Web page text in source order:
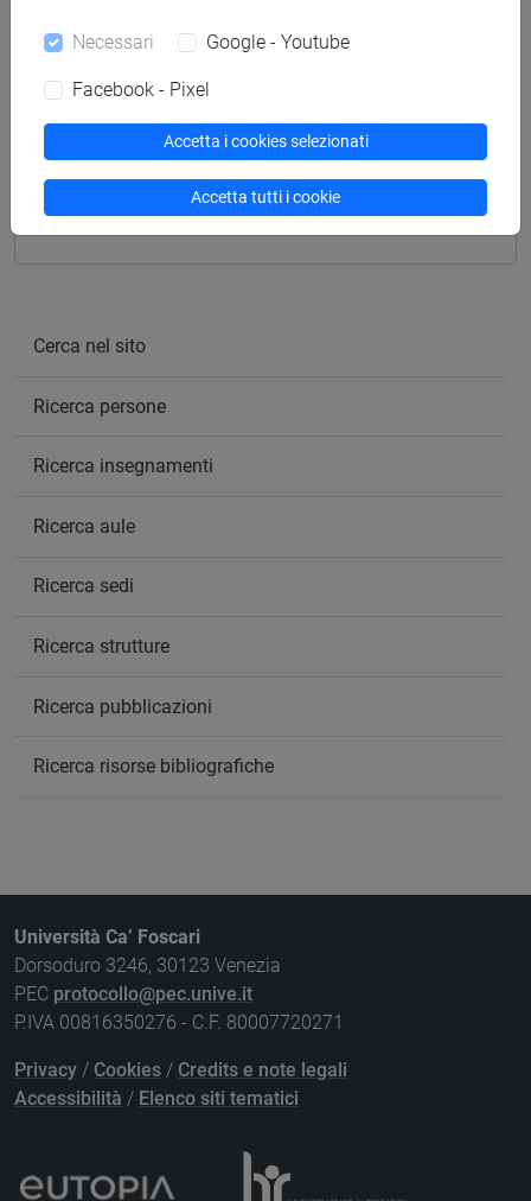
Insegnamenti mutuati
Cerca nel sito
Ricerca persone
Ricerca insegnamenti
Ricerca aule
Ricerca sedi
Ricerca strutture
Ricerca pubblicazioni
Ricerca risorse bibliografiche
Università Ca’ Foscari
Dorsoduro 3246, 30123 Venezia
PEC protocollo@pec.unive.it
P.IVA 00816350276 - C.F. 80007720271
Privacy / Cookies / Credits e note legali
Accessibilità / Elenco siti tematici
Necessari Google - Youtube
Facebook - Pixel
Accetta i cookies selezionati
Accetta tutti i cookie